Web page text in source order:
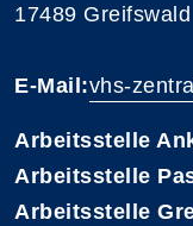
17489 Greifswald
E-Mail:vhs-
Arbeitsstelle
Arbeitsstelle
Arbeitsstelle